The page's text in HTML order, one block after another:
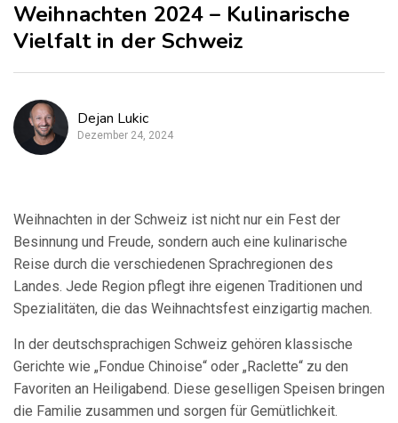
Weihnachten 2024 – Kulinarische
Vielfalt in der Schweiz
Dejan Lukic
Dezember 24, 2024
Weihnachten in der Schweiz ist nicht nur ein Fest der
Besinnung und Freude, sondern auch eine kulinarische
Reise durch die verschiedenen Sprachregionen des
Landes. Jede Region pflegt ihre eigenen Traditionen und
Spezialitäten, die das Weihnachtsfest einzigartig machen.
In der deutschsprachigen Schweiz gehören klassische
Gerichte wie „Fondue Chinoise“ oder „Raclette“ zu den
Favoriten an Heiligabend. Diese geselligen Speisen bringen
die Familie zusammen und sorgen für Gemütlichkeit.